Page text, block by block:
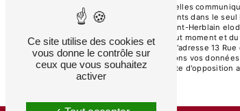
** Les données personnelles
Nantes et ses sous-traitants dans le
Rue de Candé, 44800 Saint-Herblain
votre consentement à tout moment et
droits par voie postale à l'adresse 13
demandé. Nous conservons vos
de vous inscrire sur la liste d'opposition
Ce site utilise des cookies et
vous donne le contrôle sur
ceux que vous souhaitez
activer